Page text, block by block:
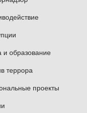
и образование
террора
проекты